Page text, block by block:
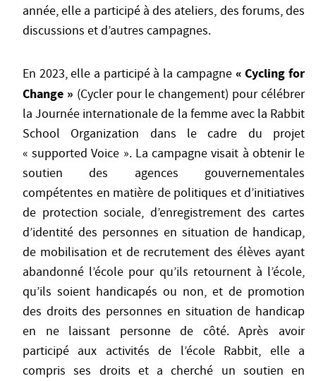
année, elle a participé à des ateliers, des forums, des
discussions et d’autres campagnes.
En 2023, elle a participé à la campagne « Cycling for
Change » (Cycler pour le changement) pour célébrer
la Journée internationale de la femme avec la Rabbit
School Organization dans le cadre du projet
« supported Voice ». La campagne visait à obtenir le
soutien des agences gouvernementales
compétentes en matière de politiques et d’initiatives
de protection sociale, d’enregistrement des cartes
d’identité des personnes en situation de handicap,
de mobilisation et de recrutement des élèves ayant
abandonné l’école pour qu’ils retournent à l’école,
qu’ils soient handicapés ou non, et de promotion
des droits des personnes en situation de handicap
en ne laissant personne de côté. Après avoir
participé aux activités de l’école Rabbit, elle a
compris ses droits et a cherché un soutien en